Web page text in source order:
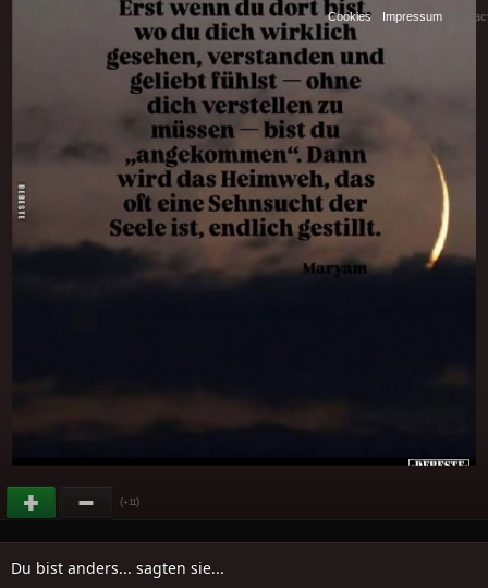
(+11)
Du bist anders... sagten sie...
Cookies Impressum